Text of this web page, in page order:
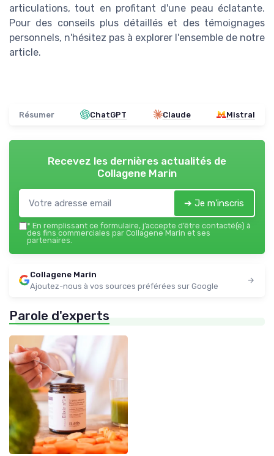
articulations, tout en profitant d'une peau éclatante.
Pour des conseils plus détaillés et des témoignages
personnels, n'hésitez pas à explorer l'ensemble de notre
article.
Résumer ChatGPT Claude Mistral
Recevez les dernières actualités de
Collagene Marin
➔ Je m'inscris
* En remplissant ce formulaire, j’accepte d’être contacté(e) à
des fins commerciales par Collagene Marin et ses
partenaires.
Collagene Marin
Ajoutez-nous à vos sources préférées sur Google
Parole d'experts